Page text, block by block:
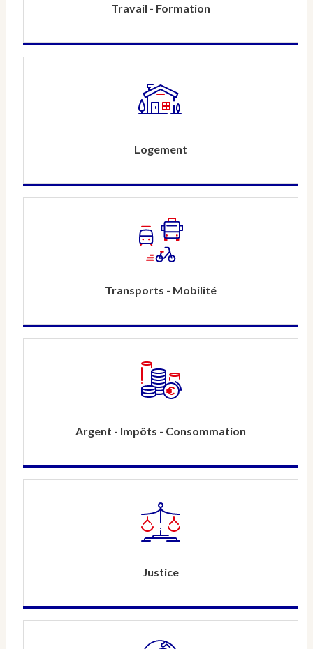
Travail - Formation
Logement
Transports - Mobilité
Argent - Impôts - Consommation
Justice